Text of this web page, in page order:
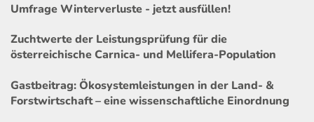
Umfrage Winterverluste - jetzt ausfüllen!
Zuchtwerte der Leistungsprüfung für die
österreichische Carnica- und Mellifera-Population
Gastbeitrag: Ökosystemleistungen in der Land- &
Forstwirtschaft – eine wissenschaftliche Einordnung